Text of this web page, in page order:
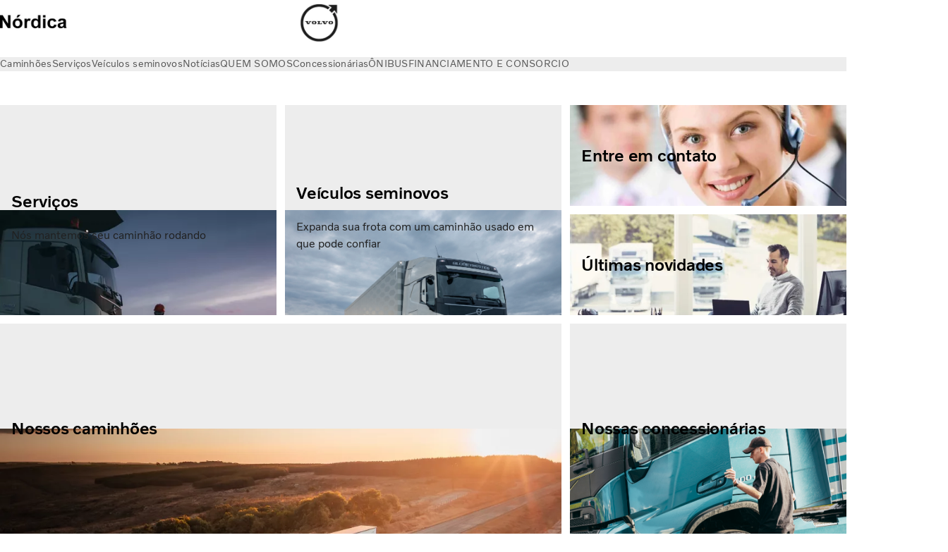
CaminhõesServiçosVeículos seminovosNotíciasQUEM SOMOSConcessionáriasÔNIBUSFINANCIAMENTO E CONSORCIO
Serviços
Nós mantemos seu caminhão rodando
Veículos seminovos
Expanda sua frota com um caminhão usado em
que pode confiar
Entre em contato
Últimas novidades
Nossos caminhões Nossas concessionárias